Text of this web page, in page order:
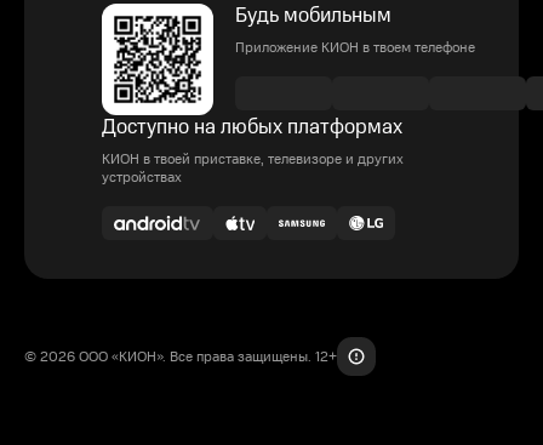
Будь мобильным
Приложение КИОН в твоем телефоне
Доступно на любых платформах
КИОН в твоей приставке, телевизоре и других
устройствах
© 2026 ООО «КИОН». Все права защищены. 12+